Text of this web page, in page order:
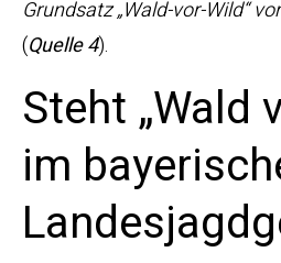
Grundsatz „Wald-vor-Wild“
(Quelle 4).
Steht „Wald
im